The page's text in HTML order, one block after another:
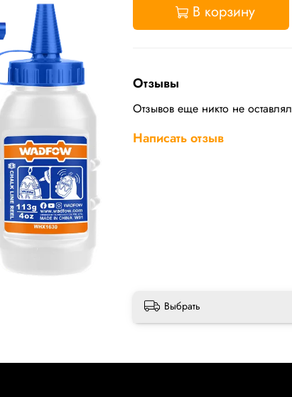
В корзину
Отзывы
Отзывов еще никто не оставлял
Написать отзыв
Выбрать